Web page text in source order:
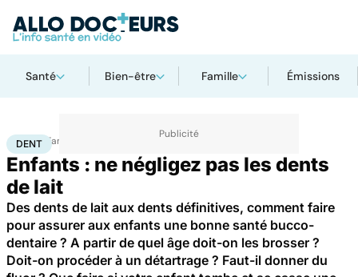
Santé Bien-être Famille Émissions
Accueil Famille
DENT
Enfants : ne négligez pas les dents
de lait
Des dents de lait aux dents définitives, comment faire
pour assurer aux enfants une bonne santé bucco-
dentaire ? A partir de quel âge doit-on les brosser ?
Doit-on procéder à un détartrage ? Faut-il donner du